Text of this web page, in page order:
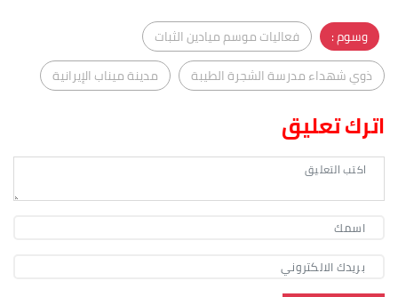
وسوم :
فعاليات موسم ميادين الثبات
ذوي شهداء مدرسة الشجرة الطيبة
مدينة ميناب الإيرانية
اترك تعليق